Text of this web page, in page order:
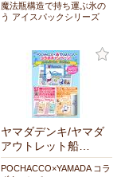
魔法瓶構造で持ち運ぶ氷の
う アイスパックシリーズ
ヤマダデンキ/ヤマダ
アウトレット船…
POCHACCO×YAMADA コラ